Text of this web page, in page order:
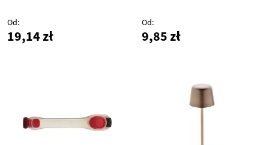
Od
19,14 zł
Od
9,85 zł